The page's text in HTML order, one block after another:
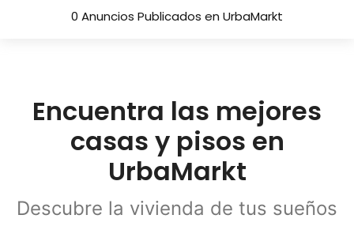
0 Anuncios Publicados en UrbaMarkt
Encuentra las mejores
casas y pisos en
UrbaMarkt
Descubre la vivienda de tus sueños